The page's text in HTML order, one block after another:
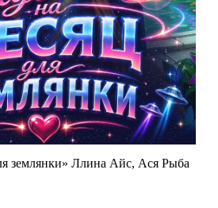
землянки» Ллина Айс, Ася Рыба